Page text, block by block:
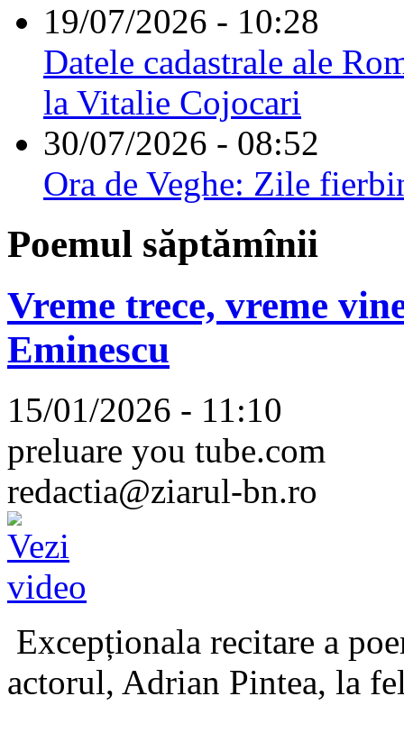
19/07/2026 - 10:28
Datele cadastrale ale
la Vitalie Cojocari
30/07/2026 - 08:52
Ora de Veghe: Zile
Poemul săptămînii
Vreme trece, vreme
Eminescu
15/01/2026 - 11:10
preluare you tube.com
redactia@ziarul-bn.ro
Excepționala recitare a
actorul, Adrian Pintea, la